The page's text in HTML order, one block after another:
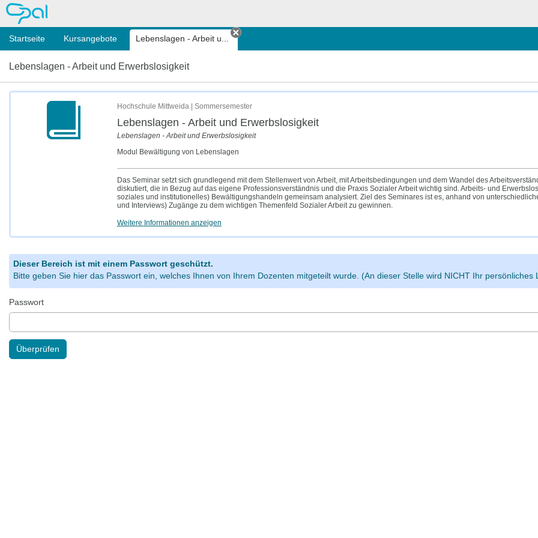
OPAL
Startseite Kursangebote Lebenslagen - Arbeit u...
Tab schließen
Lebenslagen - Arbeit und Erwerbslosigkeit
Hochschule Mittweida | Sommersemester
Lebenslagen - Arbeit und Erwerbslosigkeit
Lebenslagen - Arbeit und Erwerbslosigkeit
Modul Bewältigung von Lebenslagen
Das Seminar setzt sich grundlegend mit dem Stellenwert von Arbeit, mit Arbeitsbedingungen und dem Wandel des
diskutiert, die in Bezug auf das eigene Professionsverständnis und die Praxis Sozialer Arbeit wichtig sind. Arbeits- und
soziales und institutionelles) Bewältigungshandeln gemeinsam analysiert. Ziel des Seminares ist es, anhand von
und Interviews) Zugänge zu dem wichtigen Themenfeld Sozialer Arbeit zu gewinnen.
Weitere Informationen anzeigen
Dieser Bereich ist mit einem Passwort geschützt.
Bitte geben Sie hier das Passwort ein, welches Ihnen von Ihrem Dozenten mitgeteilt wurde. (An dieser Stelle wird NICHT Ihr persönliches
Passwort
Überprüfen